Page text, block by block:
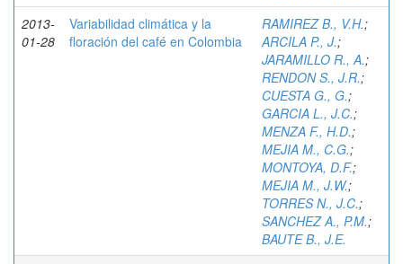
2013-
01-28
Variabilidad climática y la
floración del café en Colombia
RAMIREZ B., V.H.;
ARCILA P., J.;
JARAMILLO R., A.;
RENDON S., J.R.;
CUESTA G., G.;
GARCIA L., J.C.;
MENZA F., H.D.;
MEJIA M., C.G.;
MONTOYA, D.F.;
MEJIA M., J.W.;
TORRES N., J.C.;
SANCHEZ A., P.M.;
BAUTE B., J.E.